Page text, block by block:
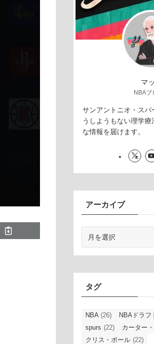
マ
NBAブ
サンアントニオ・ス
うしようもない理学
な情報を届けます。
アーカイブ
ブ
タグ
NBA (26) NBAドラフ
spurs (22) カーター
クリス・ポール (22)